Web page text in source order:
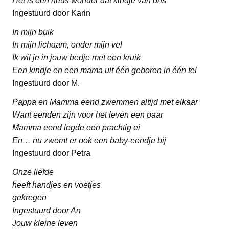
Ingestuurd door Karin
In mijn buik
In mijn lichaam, onder mijn vel
Ik wil je in jouw bedje met een kruik
Een kindje en een mama uit één geboren in één tel
Ingestuurd door M.
Pappa en Mamma eend zwemmen altijd met elkaar
Want eenden zijn voor het leven een paar
Mamma eend legde een prachtig ei
En… nu zwemt er ook een baby-eendje bij
Ingestuurd door Petra
Onze liefde
heeft handjes en voetjes
gekregen
Ingestuurd door An
Jouw kleine leven